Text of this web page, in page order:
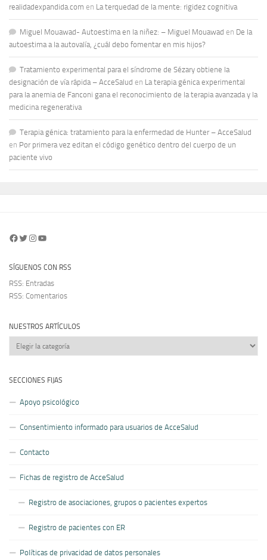
realidadexpandida.com en La terquedad de la mente: rigidez cognitiva
Miguel Mouawad- Autoestima en la niñez: – Miguel Mouawad en De la
autoestima a la autovalía, ¿cuál debo fomentar en mis hijos?
Tratamiento experimental para el síndrome de Sézary obtiene la
designación de vía rápida – AcceSalud en La terapia génica experimental
para la anemia de Fanconi gana el reconocimiento de la terapia avanzada y la
medicina regenerativa
Terapia génica: tratamiento para la enfermedad de Hunter – AcceSalud
en Por primera vez editan el código genético dentro del cuerpo de un
paciente vivo
Facebook
Twitter
Instagram
YouTube
SÍGUENOS CON RSS
RSS: Entradas
RSS: Comentarios
NUESTROS ARTÍCULOS
Nuestros
artículos
SECCIONES FIJAS
Apoyo psicológico
Consentimiento informado para usuarios de AcceSalud
Contacto
Fichas de registro de AcceSalud
Registro de asociaciones, grupos o pacientes expertos
Registro de pacientes con ER
Políticas de privacidad de datos personales